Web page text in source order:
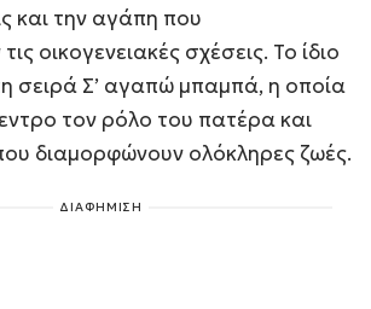
και την αγάπη που
οικογενειακές σχέσεις. Το ίδιο
σειρά Σ’ αγαπώ μπαμπά, η οποία
τον ρόλο του πατέρα και
διαμορφώνουν ολόκληρες ζωές.
ΔΙΑΦΗΜΙΣΗ